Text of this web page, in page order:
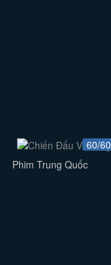
60/60
Phim Trung Quốc